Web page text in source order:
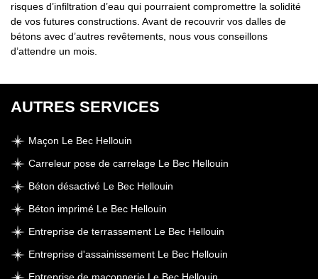
risques d’infiltration d’eau qui pourraient compromettre la solidité
de vos futures constructions. Avant de recouvrir vos dalles de
bétons avec d’autres revêtements, nous vous conseillons
d’attendre un mois.
AUTRES SERVICES
Maçon Le Bec Hellouin
Carreleur pose de carrelage Le Bec Hellouin
Béton désactivé Le Bec Hellouin
Béton imprimé Le Bec Hellouin
Entreprise de terrassement Le Bec Hellouin
Entreprise d'assainissement Le Bec Hellouin